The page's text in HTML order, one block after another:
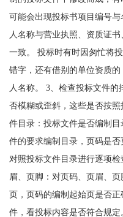
可能会出现投标书项目编号
人名称与营业执照、资质证
一致。 投标时有时因匆忙将
错字，还有借别的单位资质
人名称。 3、检查投标文件
否模糊或歪斜，这些是否按
件目录：投标文件是否编制
件的要求编制目录，页码是否
对照投标文件目录进行逐项
眉、页脚：对页码、页眉、
页，页码的编制起始页是否
件，看投标内容是否符合规